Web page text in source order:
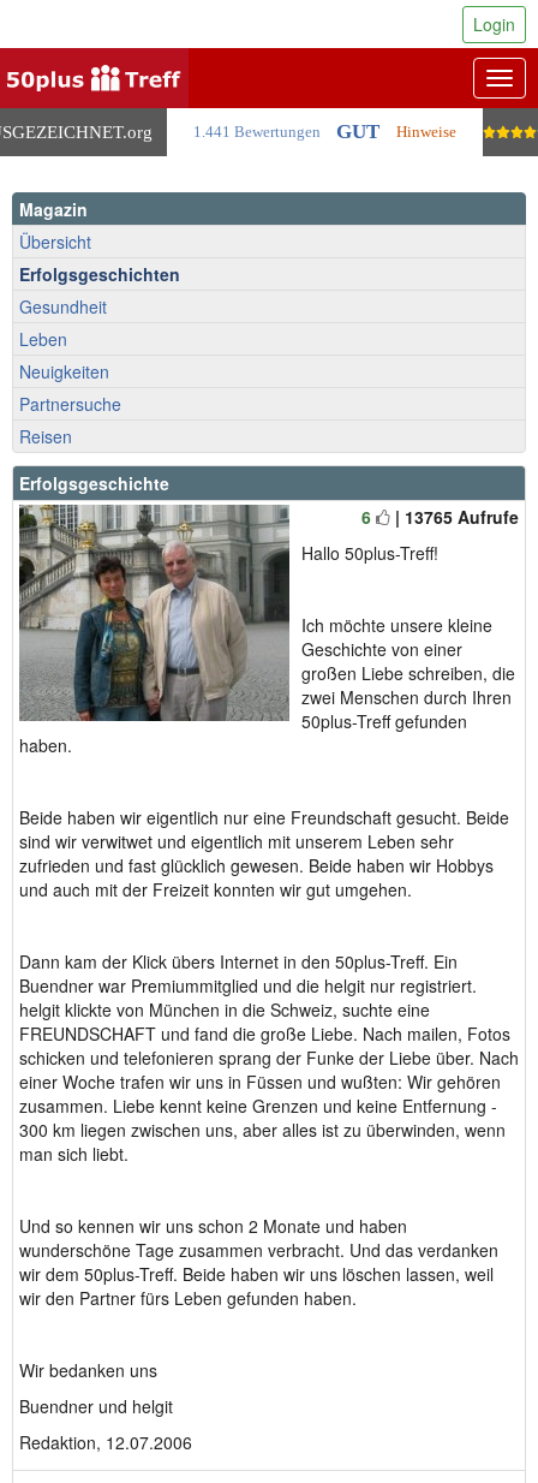
.org 1.441 Bewertungen GUT Hinweise
Login
Magazin
Übersicht
Erfolgsgeschichten
Gesundheit
Leben
Neuigkeiten
Partnersuche
Reisen
Erfolgsgeschichte
6
| 13765 Aufrufe
Hallo 50plus-Treff!
Ich möchte unsere kleine
Geschichte von einer
großen Liebe schreiben, die
zwei Menschen durch Ihren
50plus-Treff gefunden
haben.
Beide haben wir eigentlich nur eine Freundschaft gesucht. Beide
sind wir verwitwet und eigentlich mit unserem Leben sehr
zufrieden und fast glücklich gewesen. Beide haben wir Hobbys
und auch mit der Freizeit konnten wir gut umgehen.
Dann kam der Klick übers Internet in den 50plus-Treff. Ein
Buendner war Premiummitglied und die helgit nur registriert.
helgit klickte von München in die Schweiz, suchte eine
FREUNDSCHAFT und fand die große Liebe. Nach mailen, Fotos
schicken und telefonieren sprang der Funke der Liebe über. Nach
einer Woche trafen wir uns in Füssen und wußten: Wir gehören
zusammen. Liebe kennt keine Grenzen und keine Entfernung -
300 km liegen zwischen uns, aber alles ist zu überwinden, wenn
man sich liebt.
Und so kennen wir uns schon 2 Monate und haben
wunderschöne Tage zusammen verbracht. Und das verdanken
wir dem 50plus-Treff. Beide haben wir uns löschen lassen, weil
wir den Partner fürs Leben gefunden haben.
Wir bedanken uns
Buendner und helgit
Redaktion, 12.07.2006